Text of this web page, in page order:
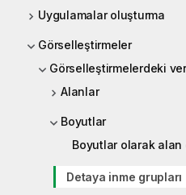
Uygulamalar oluşturma
Görselleştirmeler
Görselleştirmelerdeki
Alanlar
Boyutlar
Boyutlar olarak alan
Detaya inme grupları